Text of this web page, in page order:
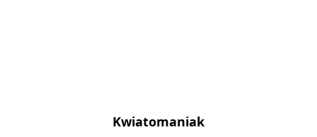
Kwiatomaniak